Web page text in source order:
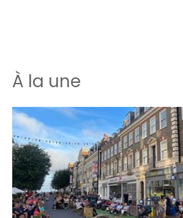
À la une